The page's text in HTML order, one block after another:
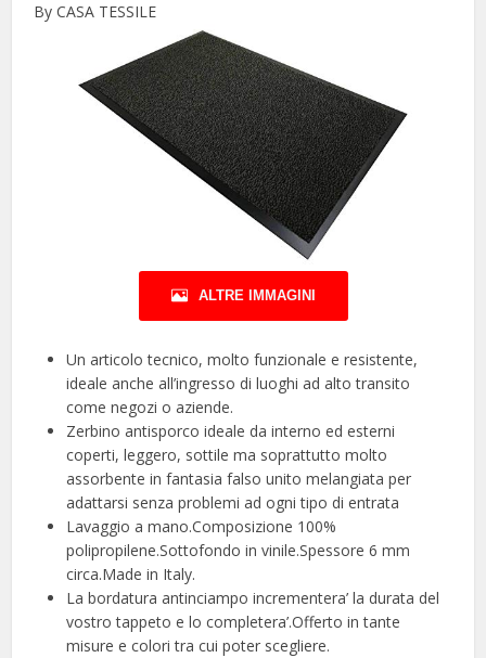
By CASA TESSILE
ALTRE IMMAGINI
Un articolo tecnico, molto funzionale e resistente,
ideale anche all’ingresso di luoghi ad alto transito
come negozi o aziende.
Zerbino antisporco ideale da interno ed esterni
coperti, leggero, sottile ma soprattutto molto
assorbente in fantasia falso unito melangiata per
adattarsi senza problemi ad ogni tipo di entrata
Lavaggio a mano.Composizione 100%
polipropilene.Sottofondo in vinile.Spessore 6 mm
circa.Made in Italy.
La bordatura antinciampo incrementera’ la durata del
vostro tappeto e lo completera’.Offerto in tante
misure e colori tra cui poter scegliere.